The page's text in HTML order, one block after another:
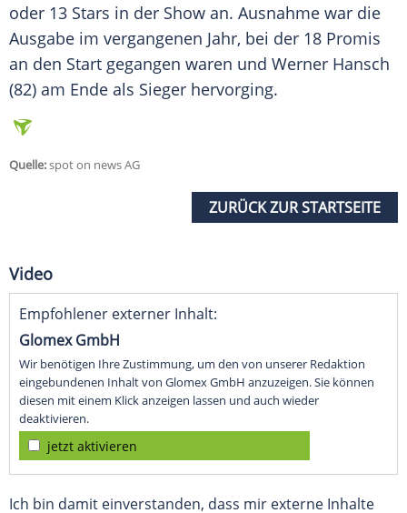
oder 13 Stars in der Show an. Ausnahme war die
Ausgabe im vergangenen Jahr, bei der 18 Promis
an den Start gegangen waren und Werner Hansch
(82) am Ende als Sieger hervorging.
Quelle:spot on news AG
ZURÜCK ZUR STARTSEITE
Video
Empfohlener externer Inhalt:
Glomex GmbH
Wir benötigen Ihre Zustimmung, um den von unserer Redaktion
eingebundenen Inhalt von Glomex GmbH anzuzeigen. Sie können
diesen mit einem Klick anzeigen lassen und auch wieder
deaktivieren.
jetzt aktivieren
Ich bin damit einverstanden, dass mir externe Inhalte